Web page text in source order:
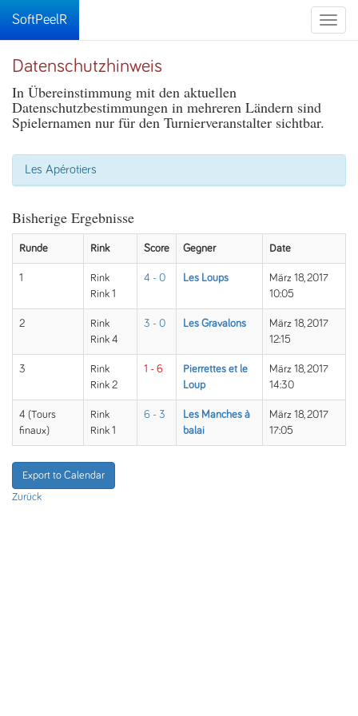
Toggle
SoftPeelR
Datenschutzhinweis
In Übereinstimmung mit den aktuellen
Datenschutzbestimmungen in mehreren Ländern sind
Spielernamen nur für den Turnierveranstalter sichtbar.
Les Apérotiers
Bisherige Ergebnisse
Runde Rink Score Gegner Date
1
Rink
Rink 1
4 - 0 Les Loups
März 18, 2017
10:05
2
Rink
Rink 4
3 - 0 Les Gravalons
März 18, 2017
12:15
3
Rink
Rink 2
1 - 6
Pierrettes et le
Loup
März 18, 2017
14:30
4 (Tours
finaux)
Rink
Rink 1
6 - 3
Les Manches à
balai
März 18, 2017
17:05
Export to Calendar
Zurück